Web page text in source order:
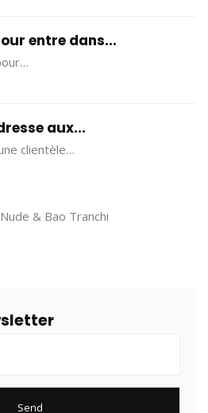
entre dans...
aux...
clientèle…